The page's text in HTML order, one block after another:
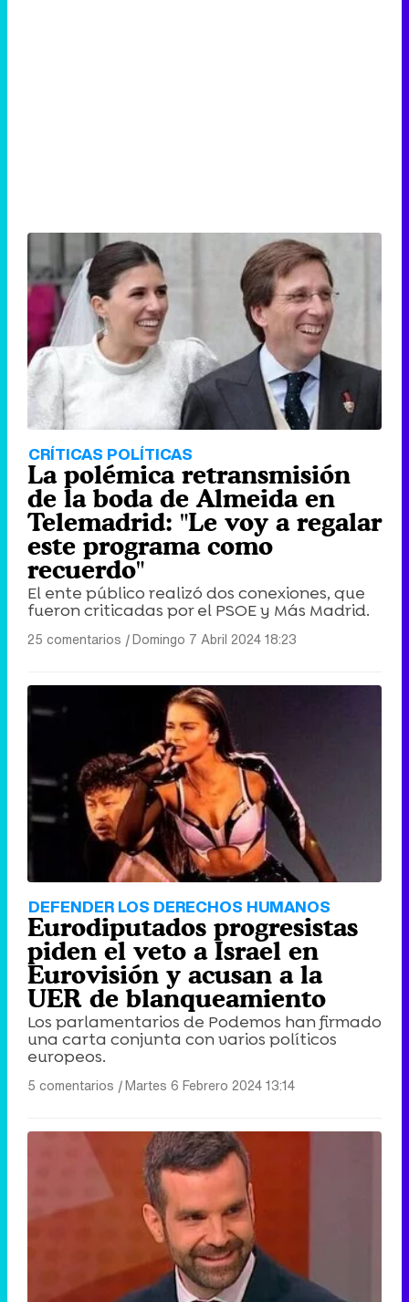
CRÍTICAS POLÍTICAS
La polémica retransmisión
de la boda de Almeida en
Telemadrid: "Le voy a regalar
este programa como
recuerdo"
El ente público realizó dos conexiones, que
fueron criticadas por el PSOE y Más Madrid.
25 comentarios |Domingo 7 Abril 2024 18:23
DEFENDER LOS DERECHOS HUMANOS
Eurodiputados progresistas
piden el veto a Israel en
Eurovisión y acusan a la
UER de blanqueamiento
Los parlamentarios de Podemos han firmado
una carta conjunta con varios políticos
europeos.
5 comentarios |Martes 6 Febrero 2024 13:14